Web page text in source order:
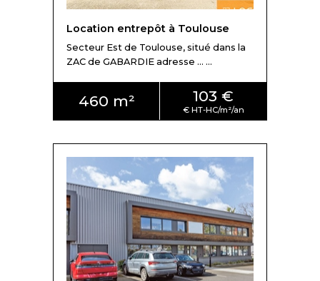
- ZAC Sesquières
- ZAC de Gabardie
Enfin au sud-est, on compte 4 parcs d'activités :
- ZAC Montaudran
- Toulouse Montaudran Aerospace
- ZAC Grande Plaine
- ZAC Le Palays
Prix des entrepôts à la location au m² à
Toulouse
Location entrepôt à Toulouse
Secteur Est de Toulouse, situé dans la
ZAC de GABARDIE adresse ... ...
460 m² 103 €